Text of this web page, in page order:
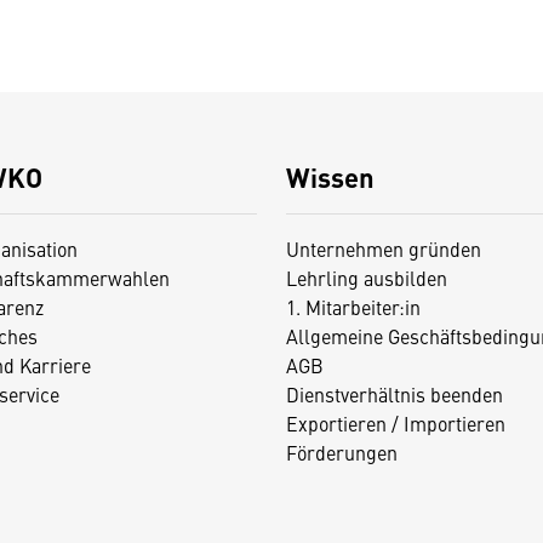
Karriere
Wissen
Unternehmen gründen
Lehrling ausbilden
1. Mitarbeiter:in
Allgemeine
AGB
Dienstverhältnis beenden
Exportieren / Importieren
Förderungen